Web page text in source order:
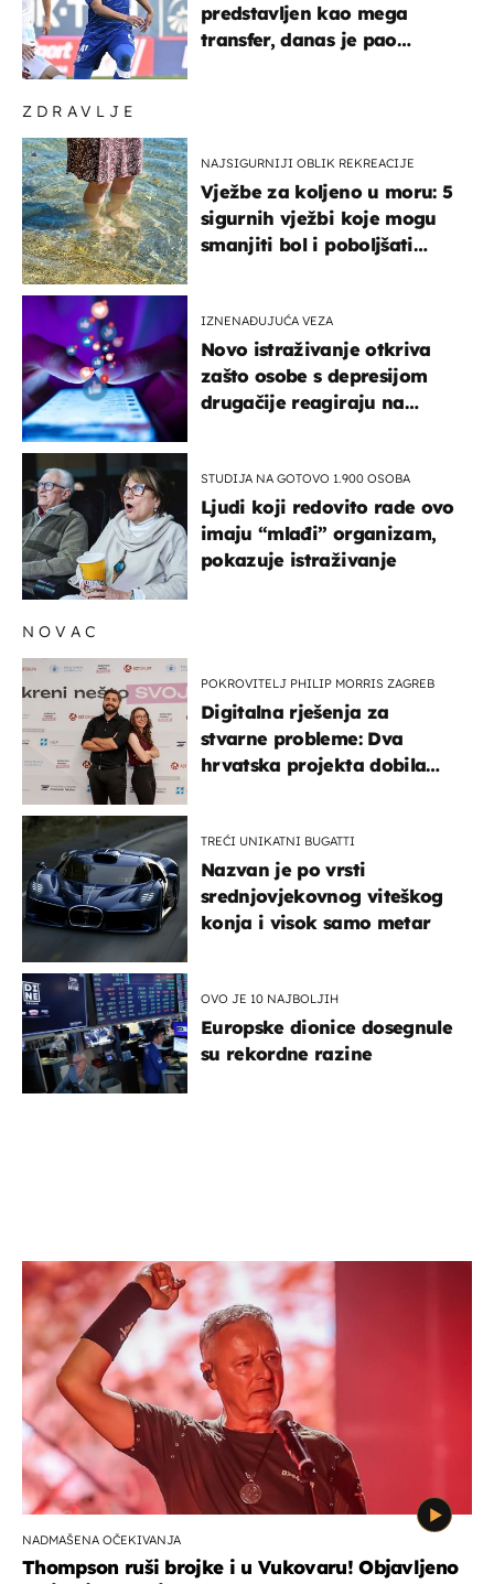
ZDRAVLJE
NAJSIGURNIJI OBLIK REKREACIJE
Vježbe za koljeno u moru: 5
sigurnih vježbi koje mogu
smanjiti bol i poboljšati
IZNENAĐUJUĆA VEZA
Novo istraživanje otkriva
zašto osobe s depresijom
drugačije reagiraju na
STUDIJA NA GOTOVO 1.900 OSOBA
Ljudi koji redovito rade ovo
imaju “mlađi” organizam,
pokazuje istraživanje
predstavljen kao mega
transfer, danas je pao
NOVAC
POKROVITELJ PHILIP MORRIS ZAGREB
Digitalna rješenja za
stvarne probleme: Dva
hrvatska projekta dobila
TREĆI UNIKATNI BUGATTI
Nazvan je po vrsti
srednjovjekovnog viteškog
konja i visok samo metar
OVO JE 10 NAJBOLJIH
Europske dionice dosegnule
su rekordne razine
NADMAŠENA OČEKIVANJA
Thompson ruši brojke i u Vukovaru! Objavljeno